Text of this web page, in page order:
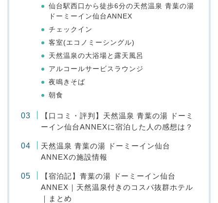
仙台駅西口から徒歩6分の天然温泉 青葉の湯
ドーミーイン仙台ANNEX
チェックイン
客室(エコノミーシングル)
天然温泉の大浴場と露天風呂
アルコールサービスラウンジ
夜鳴きそば
朝食
【口コミ・評判】天然温泉 青葉の湯 ドーミ
ーイン仙台ANNEXに宿泊した人の感想は？
天然温泉 青葉の湯 ドーミーイン仙台
ANNEXの施設情報
【宿泊記】青葉の湯 ドーミーイン仙台
ANNEX｜天然温泉付きのコスパ抜群ホテル
｜まとめ